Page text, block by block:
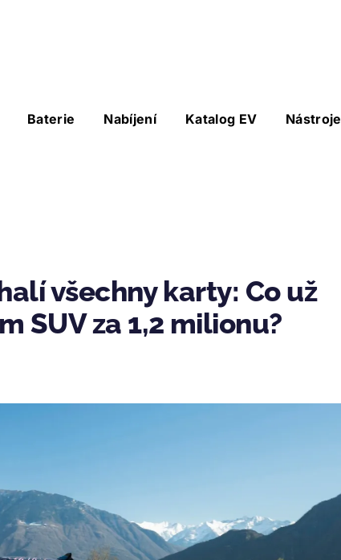
Baterie Nabíjení Katalog EV Nástroje
všechny karty: Co už
SUV za 1,2 milionu?